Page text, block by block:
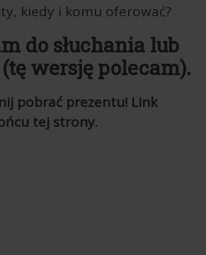
kiedy i komu oferować?
do słuchania lub
wersję polecam).
pobrać prezentu! Link
tej strony.